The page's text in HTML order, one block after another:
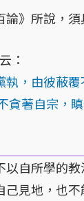
》所說，須
：
執，由彼蔽
著自宗，
自所學的教
己見地，也